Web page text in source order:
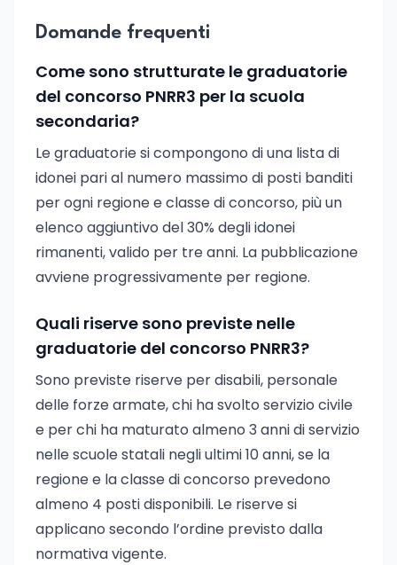
Domande frequenti
Come sono strutturate le graduatorie
del concorso PNRR3 per la scuola
secondaria?
Le graduatorie si compongono di una lista di
idonei pari al numero massimo di posti banditi
per ogni regione e classe di concorso, più un
elenco aggiuntivo del 30% degli idonei
rimanenti, valido per tre anni. La pubblicazione
avviene progressivamente per regione.
Quali riserve sono previste nelle
graduatorie del concorso PNRR3?
Sono previste riserve per disabili, personale
delle forze armate, chi ha svolto servizio civile
e per chi ha maturato almeno 3 anni di servizio
nelle scuole statali negli ultimi 10 anni, se la
regione e la classe di concorso prevedono
almeno 4 posti disponibili. Le riserve si
applicano secondo l’ordine previsto dalla
normativa vigente.